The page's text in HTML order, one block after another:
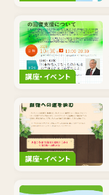
講座・イベント
講座・イベント